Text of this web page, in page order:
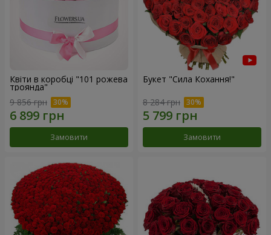
Квіти в коробці "101 рожева
троянда"
9 856 грн
Замовити
Букет "Сила Кохання!"
8 284 грн
Замовити